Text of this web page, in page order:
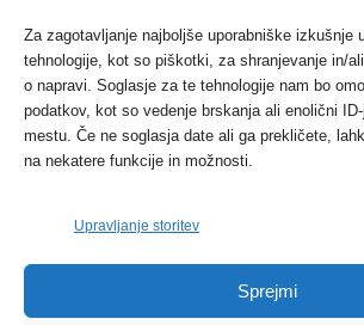
Za zagotavljanje najboljše uporabniške izkušnje
tehnologije, kot so piškotki, za shranjevanje in/
o napravi. Soglasje za te tehnologije nam bo
podatkov, kot so vedenje brskanja ali enolični
mestu. Če ne soglasja date ali ga prekličete,
na nekatere funkcije in možnosti.
Upravljanje storitev
Sprejmi
Protest proti vetrnim
svetu pa vedno bolj...
Dogodki 12. maja, 2017
Tožilstvo v Celovcu v korist
Verbund
FOTO: Razstava
Dogodki 27. novembra, 2017